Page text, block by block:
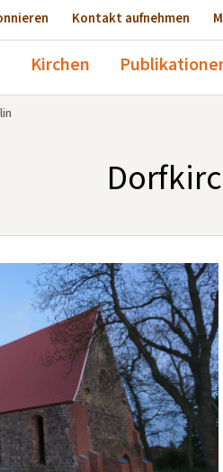
Kontakt aufnehmen
Kirchen